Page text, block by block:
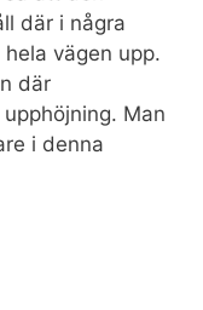
där i några
vägen upp.
där
Man
i denna